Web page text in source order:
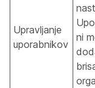
Upravljanje
uporabnikov
ni